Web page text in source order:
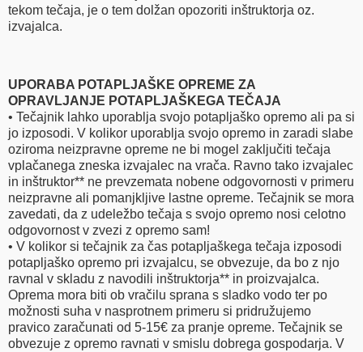
tekom tečaja, je o tem dolžan opozoriti inštruktorja oz.
izvajalca.
UPORABA POTAPLJAŠKE OPREME ZA
OPRAVLJANJE POTAPLJAŠKEGA TEČAJA
• Tečajnik lahko uporablja svojo potapljaško opremo ali pa si
jo izposodi. V kolikor uporablja svojo opremo in zaradi slabe
oziroma neizpravne opreme ne bi mogel zaključiti tečaja
vplačanega zneska izvajalec na vrača. Ravno tako izvajalec
in inštruktor** ne prevzemata nobene odgovornosti v primeru
neizpravne ali pomanjkljive lastne opreme. Tečajnik se mora
zavedati, da z udeležbo tečaja s svojo opremo nosi celotno
odgovornost v zvezi z opremo sam!
• V kolikor si tečajnik za čas potapljaškega tečaja izposodi
potapljaško opremo pri izvajalcu, se obvezuje, da bo z njo
ravnal v skladu z navodili inštruktorja** in proizvajalca.
Oprema mora biti ob vračilu sprana s sladko vodo ter po
možnosti suha v nasprotnem primeru si pridružujemo
pravico zaračunati od 5-15€ za pranje opreme. Tečajnik se
obvezuje z opremo ravnati v smislu dobrega gospodarja. V